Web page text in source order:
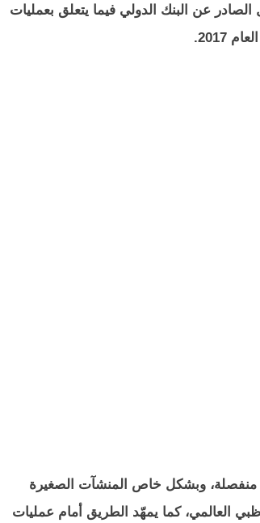
الأعمال الصادر عن البنك الدولي فيما يتعلق بعمليات
منفصلة، وبشكل خاص المنشآت الصغيرة
العالمي، كما يمهّد الطريق أمام عمليات